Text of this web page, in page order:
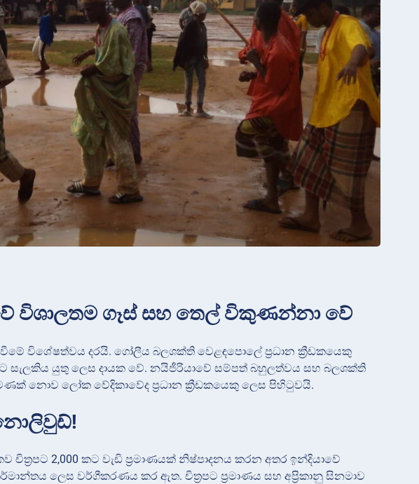
විශාලතම ගෑස් සහ තෙල් විකුණන්නා වේ
විශේෂත්වය දරයි. ගෝලීය බලශක්ති වෙළඳපොලේ ප්‍රධාන ක්‍රීඩකයෙකු
සැලකිය යුතු ලෙස දායක වේ. නයිජීරියාවේ සම්පත් බහුලත්වය සහ බලශක්ති
නොව ලෝක වේදිකාවේද ප්‍රධාන ක්‍රීඩකයෙකු ලෙස පිහිටුවයි.
2,000 කට වැඩි ප්‍රමාණයක් නිෂ්පාදනය කරන අතර ඉන්දියාවේ
ලෙස වර්ගීකරණය කර ඇත. චිත්‍රපට ප්‍රමාණය සහ අප්‍රිකානු සිනමාව